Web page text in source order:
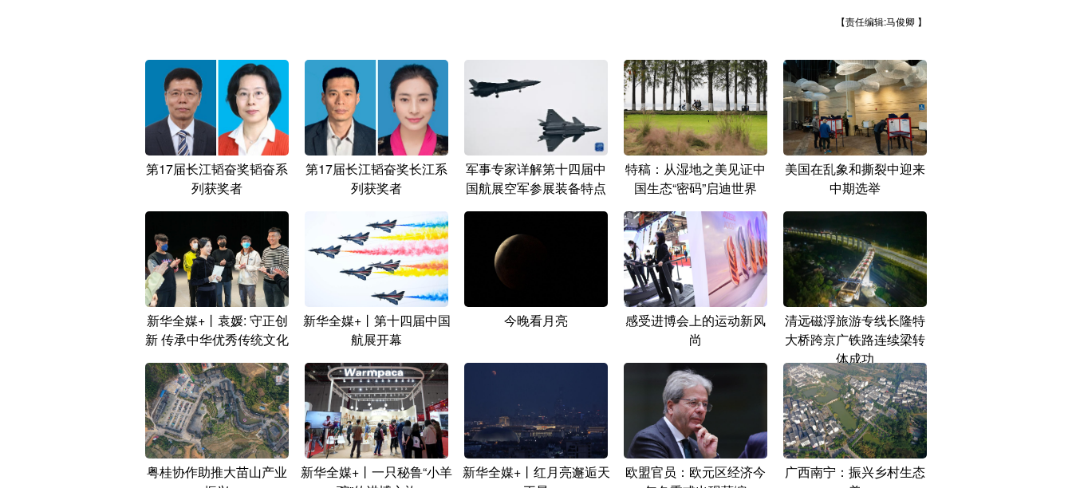
【责任编辑:马俊卿 】
第17届长江韬奋奖韬奋系
列获奖者
第17届长江韬奋奖长江系
列获奖者
军事专家详解第十四届中
国航展空军参展装备特点
特稿：从湿地之美见证中
国生态“密码”启迪世界
美国在乱象和撕裂中迎来
中期选举
新华全媒+丨袁媛: 守正创
新 传承中华优秀传统文化
新华全媒+丨第十四届中国
航展开幕
今晚看月亮
感受进博会上的运动新风
尚
清远磁浮旅游专线长隆特
大桥跨京广铁路连续梁转
体成功
粤桂协作助推大苗山产业
新华全媒+丨一只秘鲁“小羊
新华全媒+丨红月亮邂逅天
欧盟官员：欧元区经济今
广西南宁：振兴乡村生态